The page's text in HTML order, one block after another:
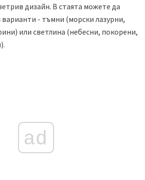
дизайн. В стаята можете да
варианти - тъмни (морски лазурни,
или светлина (небесни, покорени,
ad